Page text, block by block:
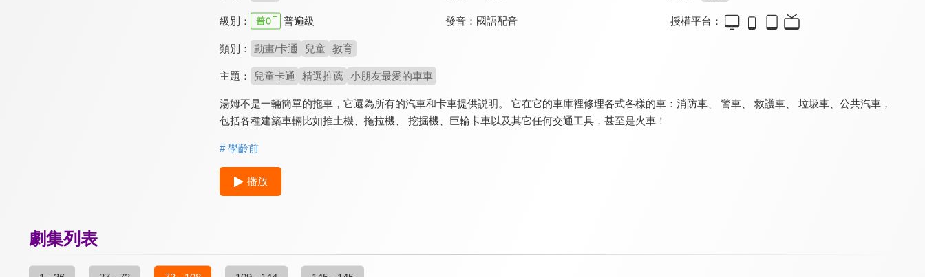
級別： 普遍級 發音： 國語配音 授權平台：
類別： 動畫/卡通 兒童 教育
主題： 兒童卡通 精選推薦 小朋友最愛的車車
湯姆不是一輛簡單的拖車，它還為所有的汽車和卡車提供説明。 它在它的車庫裡修理各式各樣的車：消防車、 警車、 救護車、 垃圾車、公共汽車，
包括各種建築車輛比如推土機、拖拉機、 挖掘機、巨輪卡車以及其它任何交通工具，甚至是火車！
# 學齡前
播放
劇集列表